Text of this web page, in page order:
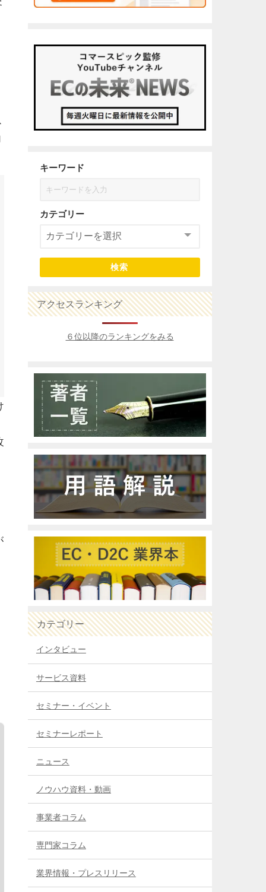
キーワード
カテゴリー
検索
アクセスランキング
６位以降のランキングをみる
カテゴリー
インタビュー
サービス資料
セミナー・イベント
セミナーレポート
ニュース
ノウハウ資料・動画
事業者コラム
専門家コラム
業界情報・プレスリリース